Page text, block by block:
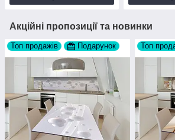
Акційні пропозиції та новинки
Топ продажів Подарунок Топ